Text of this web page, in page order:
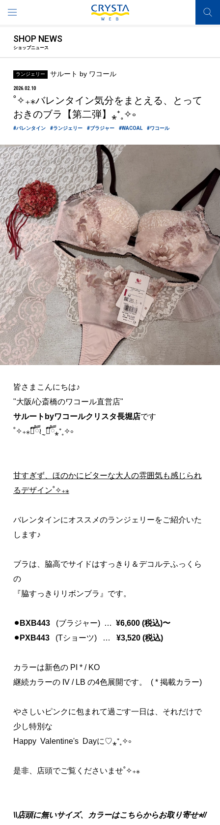
SHOP NEWS
ショップニュース
2026.02.10
ランジェリー サルート by ワコール
˚✧₊⁎バレンタイン気分をまとえる、とって
おきのブラ【第二弾】⁎⁺˳✧༚
#バレンタイン #ランジェリー #ブラジャー #WACOAL #ワコール
皆さまこんにちは♪
"大阪/心斎橋のワコール直営店"
サルートbyワコールクリスタ長堀店です
˚✧₊⁎❝᷀ົཽ≀ˍ̮ ❝᷀ົཽ⁎⁺˳✧༚
甘すぎず、ほのかにビターな大人の雰囲気も感じられ
るデザイン˚✧₊⁎
バレンタインにオススメのランジェリーをご紹介いた
します♪
ブラは、脇高でサイドはすっきり＆デコルテふっくら
の
『脇すっきりリボンブラ』です。
⚫︎BXB443(ブラジャー) … ¥6,600 (税込)〜
⚫︎PXB443(Tショーツ) … ¥3,520 (税込)
カラーは新色の PI * / KO
継続カラーの IV / LB の4色展開です。 ( * 掲載カラー)
やさしいピンクに包まれて過ごす一日は、それだけで
少し特別な
Happy Valentine's Dayに♡⁎⁺˳✧༚
是非、店頭でご覧くださいませ˚✧₊⁎
\\店頭に無いサイズ、カラーはこちらからお取り寄せ⭐︎//